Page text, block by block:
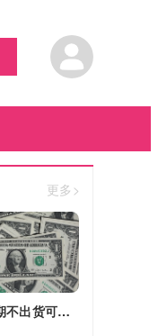
更多>
期货到期不出货可以转平仓吗吗(期货如果到期不平仓怎么办)